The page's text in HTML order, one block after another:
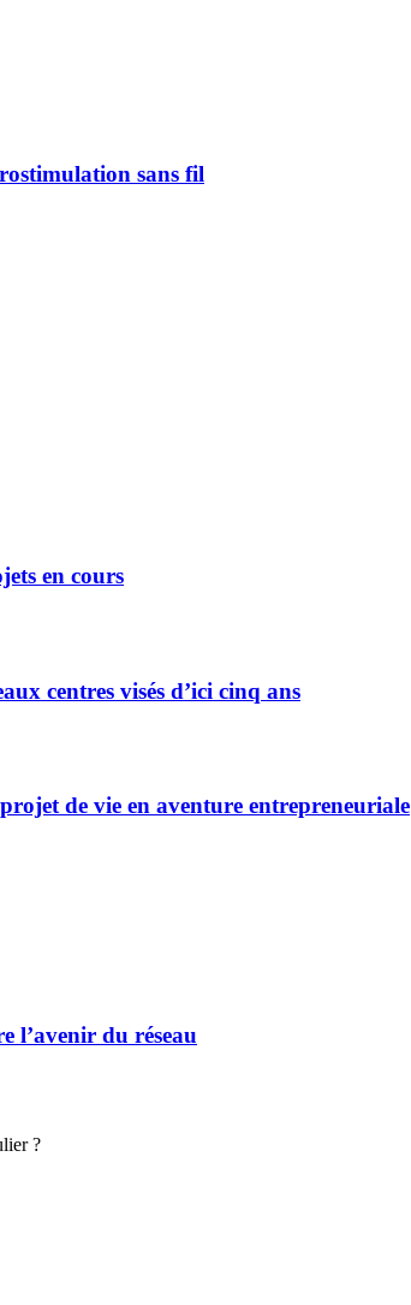
sans fil
en cours
centres visés d’ici cinq ans
de vie en aventure entrepreneuriale
l’avenir du réseau
?